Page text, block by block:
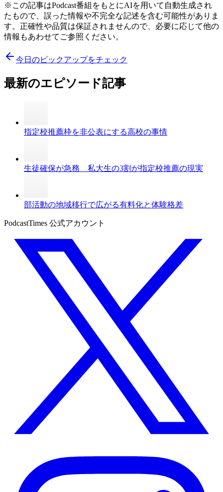
※この記事はPodcast番組をもとにAIを用いて自動生成され
たもので、誤った情報や不完全な記述を含む可能性がありま
す。正確性や品質は保証されませんので、必要に応じて他の
情報もあわせてご参照ください。
今日のピックアップをチェック
最新のエピソード記事
指定校推薦枠を非公表にする高校の事情
生徒確保が急務 私大生の3割が指定校推薦の現実
部活動の地域移行で広がる有料化と体験格差
PodcastTimes 公式アカウント